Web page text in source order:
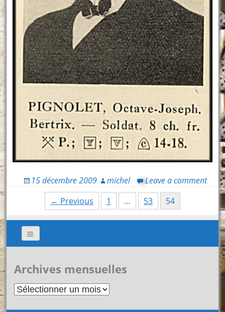
15 décembre 2009 michel Leave a comment
Posts
navigation
← Previous 1 … 53 54
Archives mensuelles
Archives